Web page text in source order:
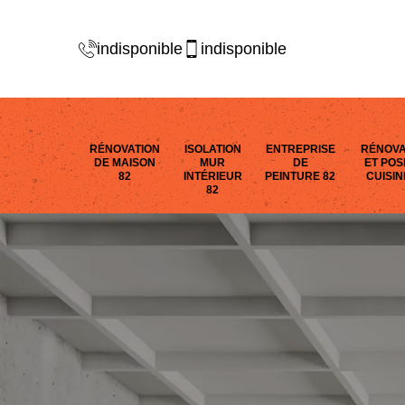
indisponible indisponible
RÉNOVATION
DE MAISON
82
ISOLATION
MUR
INTÉRIEUR
82
ENTREPRISE
DE
PEINTURE 82
ET